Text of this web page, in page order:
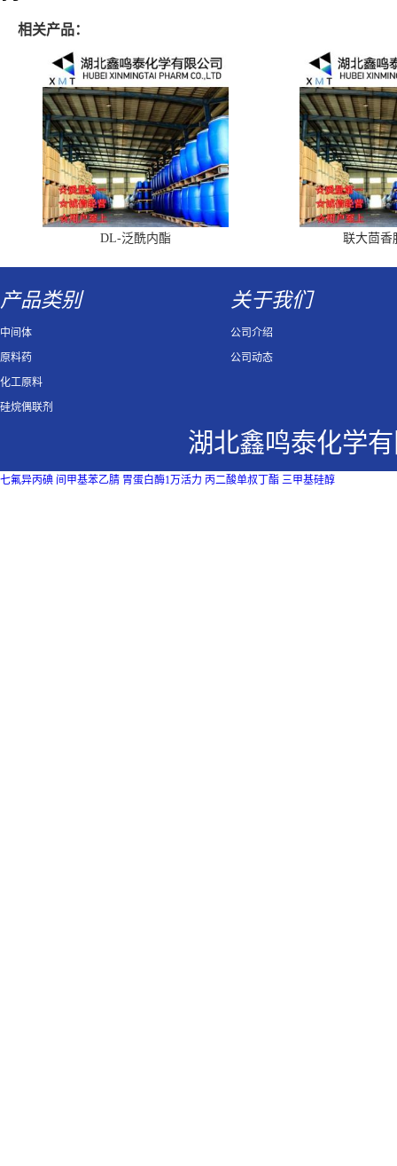
相关产品：
DL-泛酰内酯 联大茴香
产品类别
中间体
原料药
化工原料
硅烷偶联剂
关于我们
公司介绍
公司动态
湖北鑫鸣泰化学
七氟异丙碘 间甲基苯乙腈 胃蛋白酶1万活力 丙二酸单叔丁酯 三甲基硅醇